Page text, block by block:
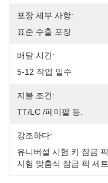
포장 세부 사항:
표준 수출 포장
배달 시간:
5-12 작업 일수
지불 조건:
TT/LC /페이팔 등.
강조하다:
유니버설 시험 키 잠금 픽
시험 맞춤식 잠금 픽 세트